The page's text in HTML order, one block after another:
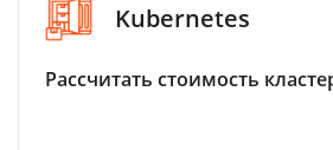
Kubernetes
Рассчитать стоимость